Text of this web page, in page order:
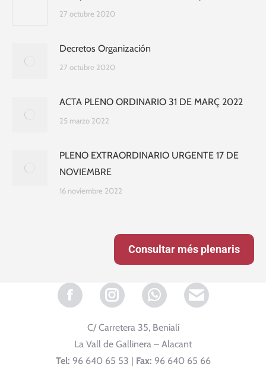
27 octubre 2020
Decretos Organización
27 octubre 2020
ACTA PLENO ORDINARIO 31 DE MARÇ 2022
25 marzo 2022
PLENO EXTRAORDINARIO URGENTE 17 DE
NOVIEMBRE
16 noviembre 2022
Consultar més plenaris
FacebookInstagramWhatsapp
C/ Carretera 35, Benialí
La Vall de Gallinera – Alacant
Tel: 96 640 65 53 | Fax: 96 640 65 66